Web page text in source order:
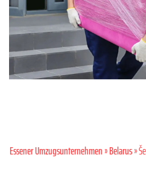
Essener Umzugsunternehmen»Belarus»